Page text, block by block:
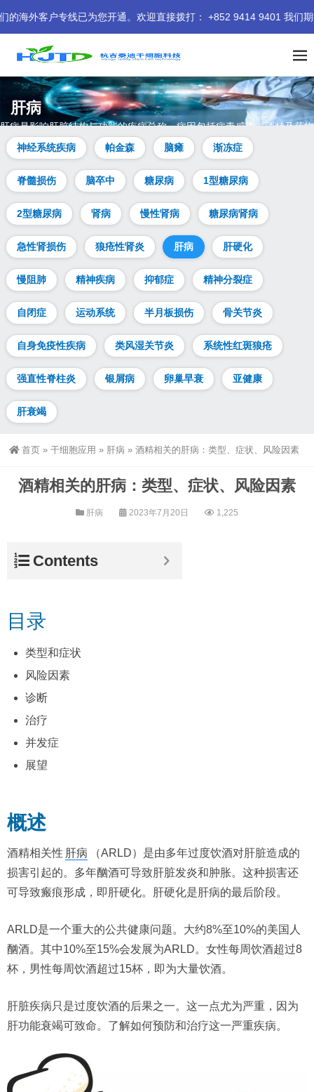
客户专线已为您开通。欢迎直接拨打： +852 9414 9401 我们期待
肝病
肝病是影响肝脏结构与功能的疾病总称，病因包括病毒感染、酒精及药物
等。治疗需依病因及病情而定，涵盖药物、生活方式调整及肝移植等。本
页解析肝病症状、病因、类型等常见问题，并提供干细胞治疗肝病的热点
答疑。
神经系统疾病 帕金森 脑瘫 渐冻症
脊髓损伤 脑卒中 糖尿病 1型糖尿病
2型糖尿病 肾病 慢性肾病 糖尿病肾病
急性肾损伤 狼疮性肾炎 肝病 肝硬化
慢阻肺 精神疾病 抑郁症 精神分裂症
自闭症 运动系统 半月板损伤 骨关节炎
自身免疫性疾病 类风湿关节炎 系统性红斑狼疮
强直性脊柱炎 银屑病 卵巢早衰 亚健康
肝衰竭
首页 » 干细胞应用 » 肝病 » 酒精相关的肝病：类型、症状、风险因素
酒精相关的肝病：类型、症状、风险因素
肝病 2023年7月20日 1,225
Contents
目录
类型和症状
风险因素
诊断
治疗
并发症
展望
概述
酒精相关性 肝病
（ARLD）是由多年过度饮酒对肝脏造成的
损害引起的。多年酗酒可导致肝脏发炎和肿胀。这种损害还
可导致瘢痕形成，即肝硬化。肝硬化是肝病的最后阶段。
ARLD是一个重大的公共健康问题。大约8%至10%的美国人
酗酒。其中10%至15%会发展为ARLD。女性每周饮酒超过8
杯，男性每周饮酒超过15杯，即为大量饮酒。
肝脏疾病只是过度饮酒的后果之一。这一点尤为严重，因为
肝功能衰竭可致命。了解如何预防和治疗这一严重疾病。